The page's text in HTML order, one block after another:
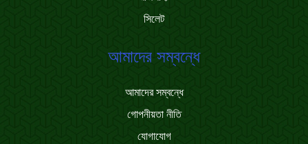
সিলেট
আমাদের সম্বন্ধে
আমাদের সম্বন্ধে
গোপনীয়তা নীতি
যোগাযোগ